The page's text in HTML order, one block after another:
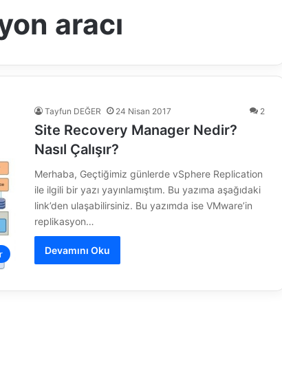
aracı
Tayfun DEĞER 24 Nisan 2017 2
Site Recovery Manager Nedir?
Nasıl Çalışır?
Merhaba, Geçtiğimiz günlerde vSphere Replication
ile ilgili bir yazı yayınlamıştım. Bu yazıma aşağıdaki
link’den ulaşabilirsiniz. Bu yazımda ise VMware’in
replikasyon…
Devamını Oku